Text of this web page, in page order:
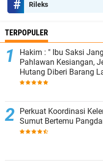
Rileks
TERPOPULER
Hakim : " Ibu Saksi
Pahlawan Kesiangan,
Hutang Diberi Barang
Perkuat Koordinasi
Sumut Bertemu